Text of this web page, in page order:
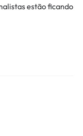
estão ficando